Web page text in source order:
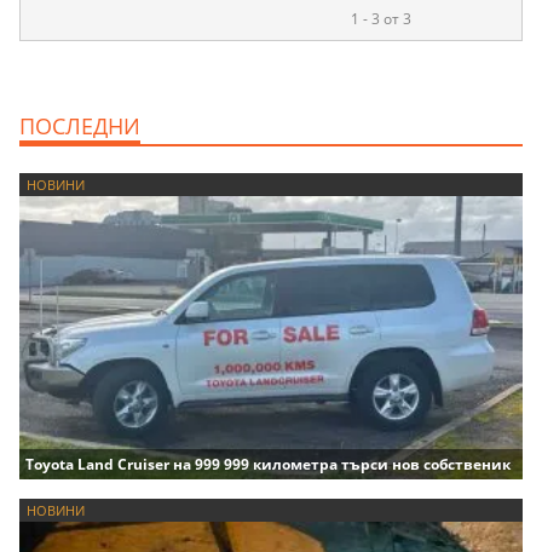
1 - 3 от 3
ПОСЛЕДНИ
НОВИНИ
Toyota Land Cruiser на 999 999 километра търси нов собственик
НОВИНИ